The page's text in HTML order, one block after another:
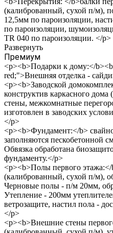
(калиброванный, сухой п/м),
12,5мм по пароизоляции,
по пароизоляции,
TR 040 по пароизоляции. </p>
Развернуть
Премиум
<p><b>Подарки к дому:</
red;">Внешняя отделка -
<p><b>Заводской
конструктив каркасного
стены, межкомнатные
изготовлен в заводских
</p>
<p><b>Фундамент:</b>
заполняются пескобетонной
Обвязка обработана
фундаменту.</p>
<p><b>Полы первого
(калиброванный, сухой п/м),
Черновые полы - п/м 20мм,
Утепление - 200мм
ветрозащите, настил пола -
</p>
<p><b>Внешние стены